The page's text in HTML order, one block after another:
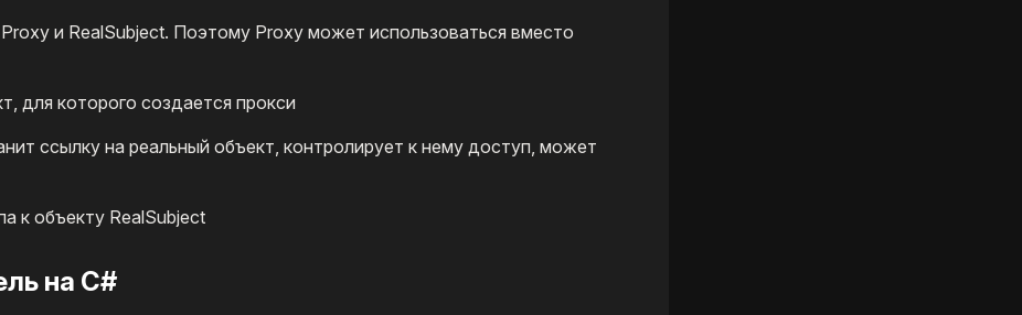
и RealSubject. Поэтому Proxy может использоваться вместо
для которого создается прокси
ссылку на реальный объект, контролирует к нему доступ, может
к объекту RealSubject
на C#